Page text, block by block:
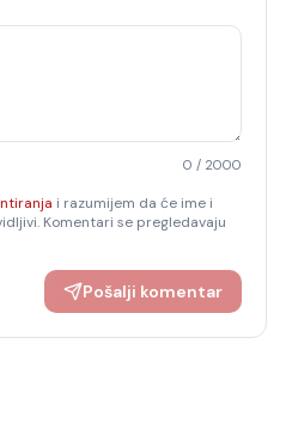
0 / 2000
i razumijem da će ime i
Komentari se pregledavaju
Pošalji komentar